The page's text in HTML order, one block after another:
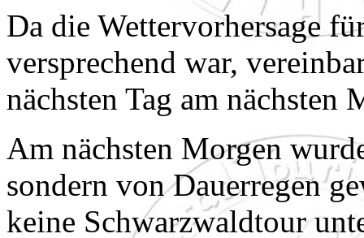
Da die Wettervorhersage
versprechend war,
nächsten Tag am nächsten
Am nächsten Morgen
sondern von Dauerregen
keine Schwarzwaldtour